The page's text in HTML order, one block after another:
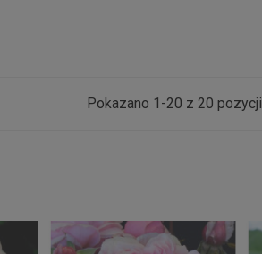
Pokazano 1-20 z 20 pozycji